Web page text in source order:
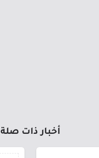
أخبار ذات صلة